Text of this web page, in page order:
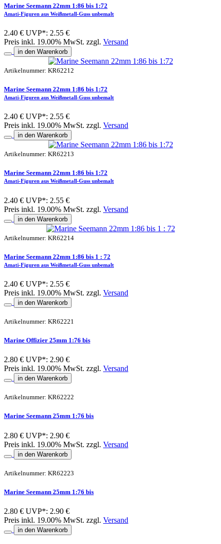
Marine Seemann 22mm 1:86 bis 1:72
Amati-Figuren aus Weißmetall-Guss unbemalt
2.40 € UVP*: 2.55 €
Preis inkl. 19.00% MwSt. zzgl. Versand
in den Warenkorb
Artikelnummer: KR62212
Marine Seemann 22mm 1:86 bis 1:72
Amati-Figuren aus Weißmetall-Guss unbemalt
2.40 € UVP*: 2.55 €
Preis inkl. 19.00% MwSt. zzgl. Versand
in den Warenkorb
Artikelnummer: KR62213
Marine Seemann 22mm 1:86 bis 1:72
Amati-Figuren aus Weißmetall-Guss unbemalt
2.40 € UVP*: 2.55 €
Preis inkl. 19.00% MwSt. zzgl. Versand
in den Warenkorb
Artikelnummer: KR62214
Marine Seemann 22mm 1:86 bis 1 : 72
Amati-Figuren aus Weißmetall-Guss unbemalt
2.40 € UVP*: 2.55 €
Preis inkl. 19.00% MwSt. zzgl. Versand
in den Warenkorb
Artikelnummer: KR62221
Marine Offizier 25mm 1:76 bis
2.80 € UVP*: 2.90 €
Preis inkl. 19.00% MwSt. zzgl. Versand
in den Warenkorb
Artikelnummer: KR62222
Marine Seemann 25mm 1:76 bis
2.80 € UVP*: 2.90 €
Preis inkl. 19.00% MwSt. zzgl. Versand
in den Warenkorb
Artikelnummer: KR62223
Marine Seemann 25mm 1:76 bis
2.80 € UVP*: 2.90 €
Preis inkl. 19.00% MwSt. zzgl. Versand
in den Warenkorb